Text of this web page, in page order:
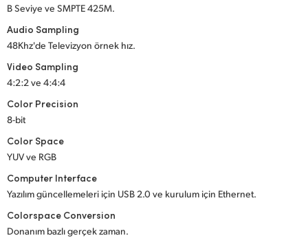
B Seviye ve SMPTE 425M.
Audio Sampling
48Khz'de Televizyon örnek hız.
Video Sampling
4:2:2 ve 4:4:4
Color Precision
8-bit
Color Space
YUV ve RGB
Computer Interface
Yazılım güncellemeleri için USB 2.0 ve kurulum için Ethernet.
Colorspace Conversion
Donanım bazlı gerçek zaman.